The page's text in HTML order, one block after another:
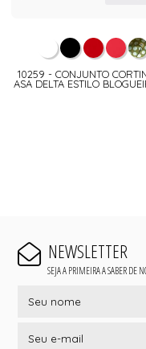
10259 - CONJUNTO
ASA DELTA ESTILO
NEWSLETTER
SEJA A PRIMEIRA A SABER DE